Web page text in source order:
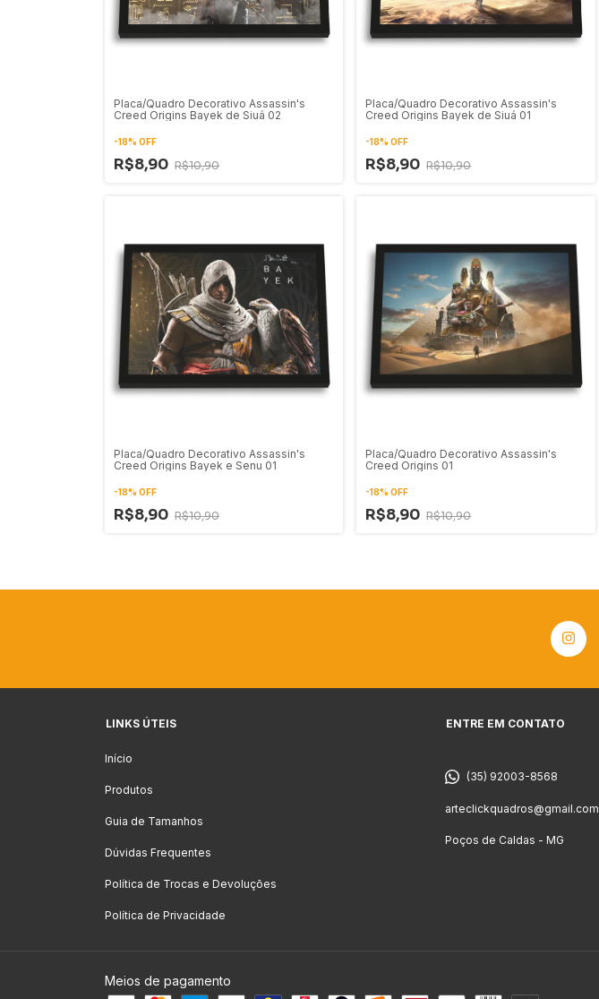
Placa/Quadro Decorativo Assassin's
Creed Origins Bayek de Siuá 02
-18% OFF
R$8,90 R$10,90
Placa/Quadro Decorativo Assassin's
Creed Origins Bayek de Siuá 01
-18%OFF
R$8,90 R$10,90
Placa/Quadro Decorativo Assassin's
Creed Origins Bayek e Senu 01
-18% OFF
R$8,90 R$10,90
Placa/Quadro Decorativo Assassin's
Creed Origins 01
-18%OFF
R$8,90 R$10,90
LINKS ÚTEIS
Início
Produtos
Guia de Tamanhos
Dúvidas Frequentes
Política de Trocas e Devoluções
Política de Privacidade
ENTRE EM CONTATO
(35) 92003-8568
arteclickquadros@gmail.com
Poços de Caldas - MG
Meios de pagamento